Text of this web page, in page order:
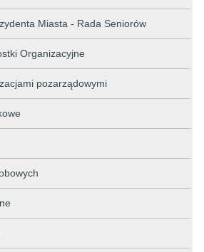
Miasta - Rada Seniorów
Organizacyjne
pozarządowymi